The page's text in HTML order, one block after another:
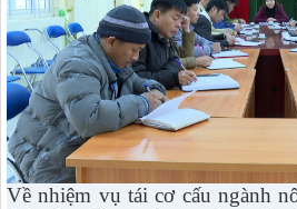
Về nhiệm vụ tái cơ cấu ngành